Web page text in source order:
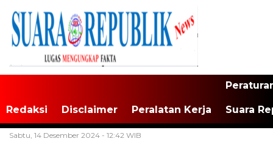
Redaksi Disclaimer Peralatan Kerja Suara
Sabtu, 14 Desember 2024 - 12:42 WIB